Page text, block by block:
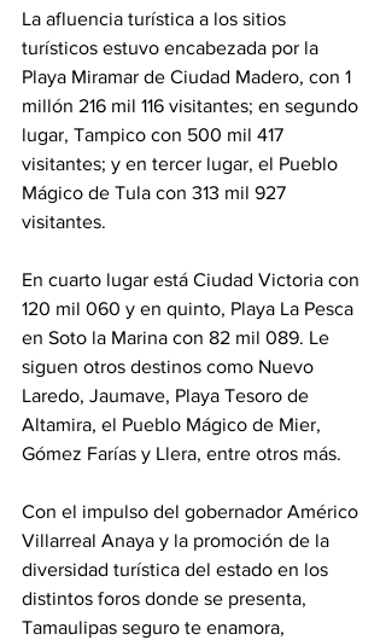
La afluencia turística a los sitios
turísticos estuvo encabezada por la
Playa Miramar de Ciudad Madero, con 1
millón 216 mil 116 visitantes; en segundo
lugar, Tampico con 500 mil 417
visitantes; y en tercer lugar, el Pueblo
Mágico de Tula con 313 mil 927
visitantes.
En cuarto lugar está Ciudad Victoria con
120 mil 060 y en quinto, Playa La Pesca
en Soto la Marina con 82 mil 089. Le
siguen otros destinos como Nuevo
Laredo, Jaumave, Playa Tesoro de
Altamira, el Pueblo Mágico de Mier,
Gómez Farías y Llera, entre otros más.
Con el impulso del gobernador Américo
Villarreal Anaya y la promoción de la
diversidad turística del estado en los
distintos foros donde se presenta,
Tamaulipas seguro te enamora,